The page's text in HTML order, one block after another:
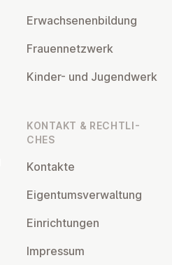
Er­wach­se­nen­bil­dung
Frau­en­netz­werk
Kinder- und Ju­gend­werk
KONTAKT & RECHT­LI­
CHES
Kontakte
Ei­gen­tums­ver­wal­tung
Ein­rich­tun­gen
Impressum